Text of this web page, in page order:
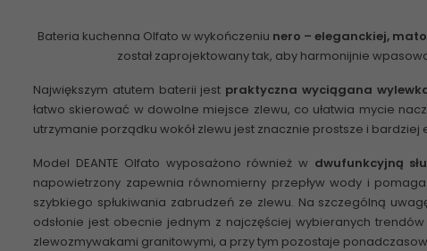
Bateria kuchenna Olfato w wykończeniu nero – eleganckiej,
został zaprojektowany tak, aby harmonijnie
Największym atutem baterii jest praktyczna wyciągana
łatwo skierować w dowolne miejsce zlewu, co ułatwia mycie
utrzymanie porządku wokół zlewu jest znacznie prostsze i bardziej
Model DEANTE Olfato wyposażono również w dwufunkcyjną
napowietrzony zapewnia równomierny przepływ wody i
szybkiego spłukiwania zabrudzeń ze zlewu. Na szczególną
odsłonie jest obecnie jednym z najczęściej wybieranych
zlewozmywakami granitowymi, a przy tym pozostaje